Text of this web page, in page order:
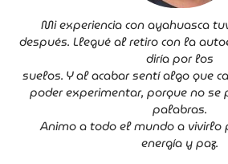
Mi experiencia con ayahuasca
después. Llegué al retiro con la
diría por los
suelos. Y al acabar sentí algo que
poder experimentar, porque no se
palabras.
Animo a todo el mundo a vivirlo
energía y paz.